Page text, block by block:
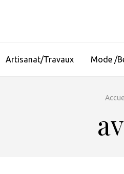
Artisanat/Travaux Mode /